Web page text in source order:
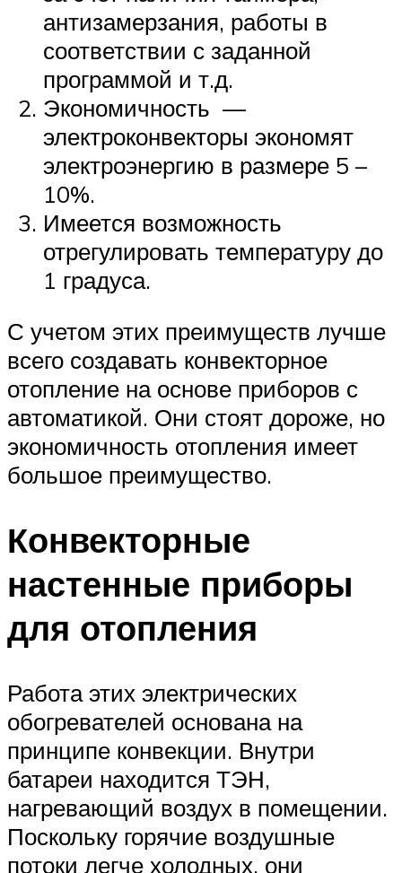
антизамерзания, работы в
соответствии с заданной
программой и т.д.
Экономичность —
электроконвекторы экономят
электроэнергию в размере 5 –
10%.
Имеется возможность
отрегулировать температуру до
1 градуса.
С учетом этих преимуществ лучше
всего создавать конвекторное
отопление на основе приборов с
автоматикой. Они стоят дороже, но
экономичность отопления имеет
большое преимущество.
Конвекторные
настенные приборы
для отопления
Работа этих электрических
обогревателей основана на
принципе конвекции. Внутри
батареи находится ТЭН,
нагревающий воздух в помещении.
Поскольку горячие воздушные
потоки легче холодных, они